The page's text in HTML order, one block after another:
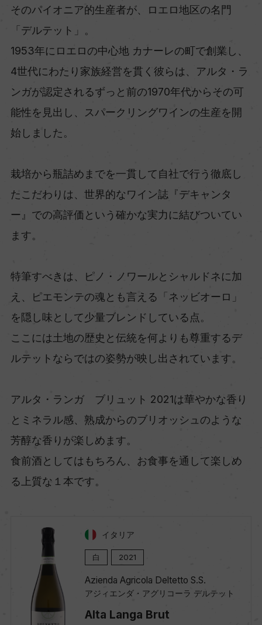
そのパイオニア的生産者が、ロエロ地区の名門
「デルテット」。
1953年にロエロの中心地 カナーレの町で創業し、
4世代にわたり家族経営を貫く彼らは、アルタ・ラ
ンガが認定されるずっと前の1970年代からその可
能性を見出し、スパークリングワインの生産を開
始しました。
栽培から瓶詰めまでを一貫して自社で行う徹底し
たこだわりは、世界的なワイン誌『デキャンタ
ー』での高評価という確かな実力に結びついてい
ます。
特筆すべきは、ピノ・ノワールとシャルドネに加
え、ピエモンテの魂とも言える「ネッビオーロ」
を隠し味として少量ブレンドしている点。
ここには土地の歴史と伝統を何よりも尊重するデ
ルテットならではの姿勢が映し出されています。
アルタ・ランガ ブリュット 2021は華やかな香り
とミネラル感、熟成からのブリオッシュのような
芳醇な香りが楽しめます。
食前酒としてはもちろん、お食事を通して楽しめ
る上質な１本です。
イタリア
白 2021
Azienda Agricola Deltetto S.S.
アジィエンダ・アグリコーラ デルテット
Alta Langa Brut